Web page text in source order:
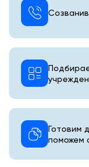
Готовим
поможем